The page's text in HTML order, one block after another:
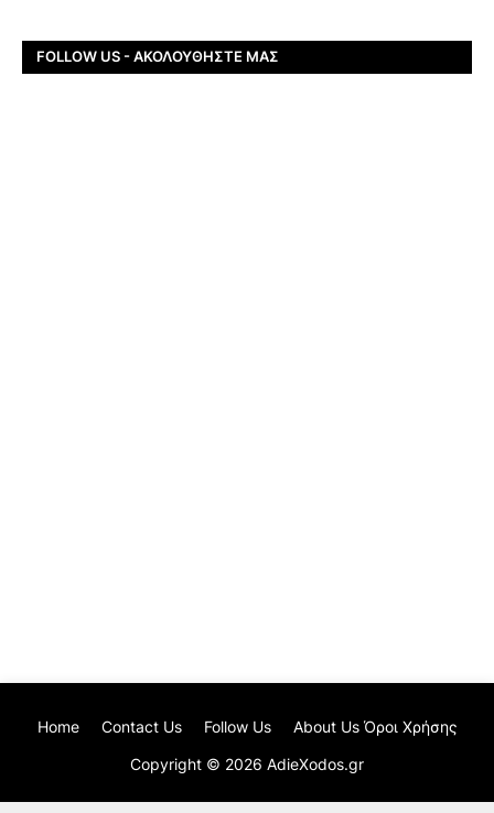
FOLLOW US - ΑΚΟΛΟΥΘΉΣΤΕ ΜΑΣ
Copyright © 2026 AdieXodos.gr
Home Contact Us Follow Us About Us Όροι Χρήσης